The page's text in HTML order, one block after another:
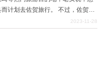
计划去佐贺旅行。 不过，佐贺县
景点，包括以陶器闻名的唐津、伊
2023-11-28